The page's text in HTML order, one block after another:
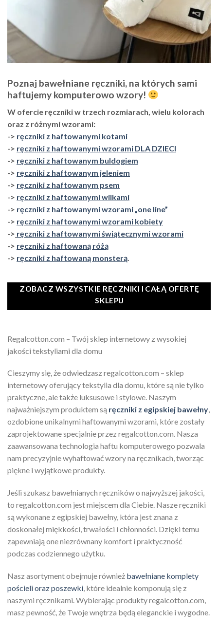
Poznaj bawełniane ręczniki, na których sami
haftujemy komputerowo wzory!
W ofercie ręczniki w trzech rozmiarach, wielu kolorach
oraz z różnymi wzorami:
-> ręczniki z haftowanymi kotami
-> ręczniki z haftowanymi wzorami DLA DZIECI
-> ręczniki z haftowanym buldogiem
-> ręczniki z haftowanym jeleniem
-> ręczniki z haftowanym psem
-> ręczniki z haftowanymi wilkami
-> ręczniki z haftowanymi wzorami „one line”
-> ręczniki z haftowanymi wzorami kobiety
-> ręczniki z haftowanymi świątecznymi wzorami
-> ręczniki z haftowaną różą
-> ręczniki z haftowaną monsterą.
ZOBACZ WSZYSTKIE RĘCZNIKI I CAŁĄ OFERTĘ
SKLEPU
Regalcotton.com – Twój sklep internetowy z wysokiej
jakości tekstyliami dla domu
Cieszymy się, że odwiedzasz regalcotton.com – sklep
internetowy oferujący tekstylia dla domu, które są nie tylko
praktyczne, ale także luksusowe i stylowe. Naszym
najważniejszym produktem są ręczniki z egipskiej bawełny,
ozdobione unikalnymi haftowanymi wzorami, które zostały
zaprojektowane specjalnie przez regalcotton.com. Nasza
zaawansowana technologia haftu komputerowego pozwala
nam precyzyjnie wyhaftować wzory na ręcznikach, tworząc
piękne i wyjątkowe produkty.
Jeśli szukasz bawełnianych ręczników o najwyższej jakości,
to regalcotton.com jest miejscem dla Ciebie. Nasze ręczniki
są wykonane z egipskiej bawełny, która jest znana z
doskonałej miękkości, trwałości i chłonności. Dzięki temu
zapewniają one niezrównany komfort i praktyczność
podczas codziennego użytku.
Nasz asortyment obejmuje również bawełniane komplety
pościeli oraz poszewki, które idealnie komponują się z
naszymi ręcznikami. Wybierając produkty regalcotton.com,
masz pewność, że Twoje wnętrza będą eleganckie i wygodne.